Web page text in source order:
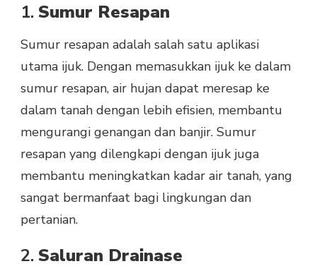
1. Sumur Resapan
Sumur resapan adalah salah satu aplikasi
utama ijuk. Dengan memasukkan ijuk ke dalam
sumur resapan, air hujan dapat meresap ke
dalam tanah dengan lebih efisien, membantu
mengurangi genangan dan banjir. Sumur
resapan yang dilengkapi dengan ijuk juga
membantu meningkatkan kadar air tanah, yang
sangat bermanfaat bagi lingkungan dan
pertanian.
2. Saluran Drainase